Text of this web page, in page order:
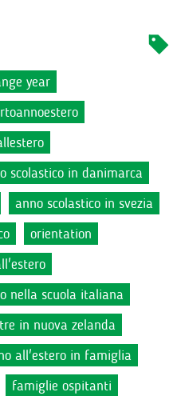
year
scolastico in danimarca
anno scolastico in svezia
orientation
nella scuola italiana
in nuova zelanda
all'estero in famiglia
famiglie ospitanti